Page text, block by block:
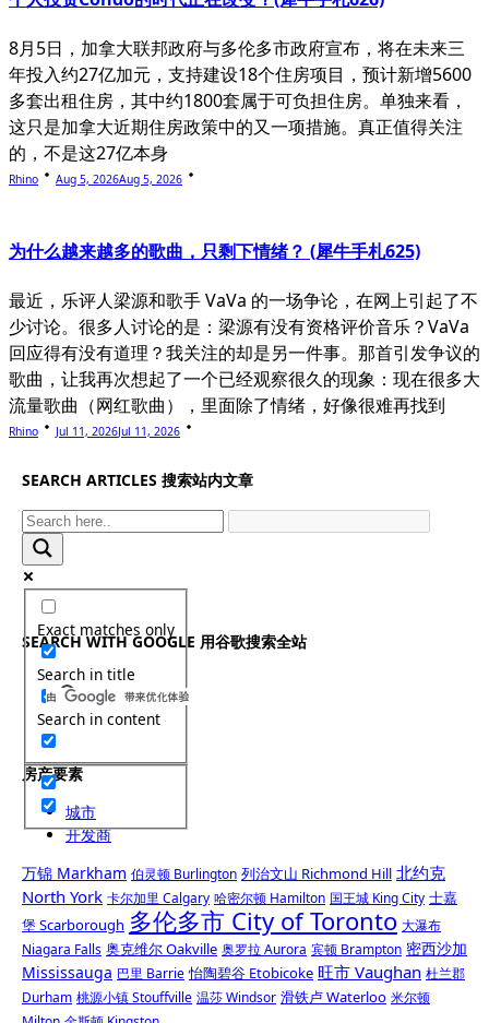
8月5日，加拿大联邦政府与多伦多市政府宣布，将在未来三
年投入约27亿加元，支持建设18个住房项目，预计新增5600
多套出租住房，其中约1800套属于可负担住房。单独来看，
这只是加拿大近期住房政策中的又一项措施。真正值得关注
的，不是这27亿本身
Rhino Aug 5, 2026Aug 5, 2026
为什么越来越多的歌曲，只剩下情绪？ (犀牛手札625)
最近，乐评人梁源和歌手 VaVa 的一场争论，在网上引起了不
少讨论。很多人讨论的是：梁源有没有资格评价音乐？VaVa
回应得有没有道理？我关注的却是另一件事。那首引发争议的
歌曲，让我再次想起了一个已经观察很久的现象：现在很多大
流量歌曲（网红歌曲），里面除了情绪，好像很难再找到
Rhino Jul 11, 2026Jul 11, 2026
SEARCH ARTICLES 搜索站内文章
Exact matches only
Search in title
Search in content
SEARCH WITH GOOGLE 用谷歌搜索全站
房产要素
城市
开发商
万锦 Markham 伯灵顿 Burlington 列治文山 Richmond Hill 北约克
North York 卡尔加里 Calgary 哈密尔顿 Hamilton 国王城 King City 士嘉
堡 Scarborough 多伦多市 City of Toronto 大瀑布
Niagara Falls 奥克维尔 Oakville 奥罗拉 Aurora 宾顿 Brampton 密西沙加
Mississauga 巴里 Barrie 怡陶碧谷 Etobicoke 旺市 Vaughan 杜兰郡
Durham 桃源小镇 Stouffville 温莎 Windsor 滑铁卢 Waterloo 米尔顿